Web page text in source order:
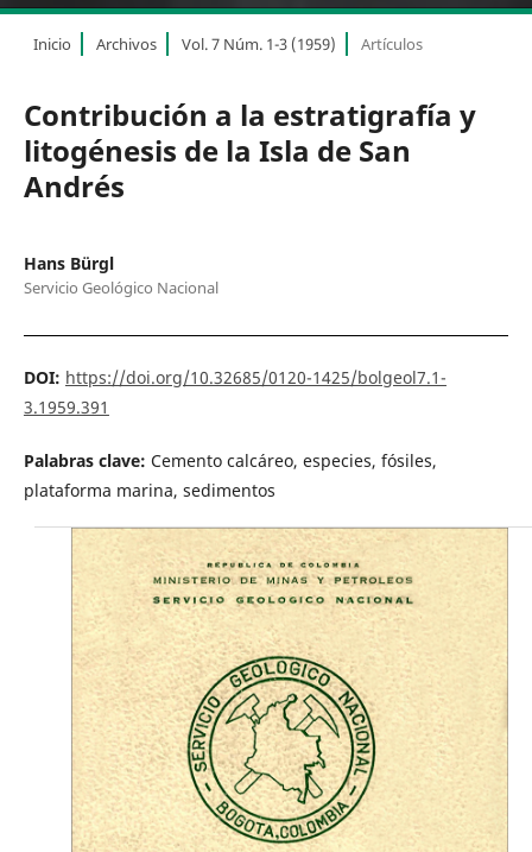
Inicio Archivos Vol. 7 Núm. 1-3 (1959) Artículos
Contribución a la estratigrafía y
litogénesis de la Isla de San
Andrés
Hans Bürgl
Servicio Geológico Nacional
DOI: https://doi.org/10.32685/0120-1425/bolgeol7.1-
3.1959.391
Palabras clave: Cemento calcáreo, especies, fósiles,
plataforma marina, sedimentos